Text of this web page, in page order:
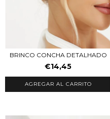
BRINCO CONCHA DETALHADO
€14,45
AGREGAR AL CARRITO